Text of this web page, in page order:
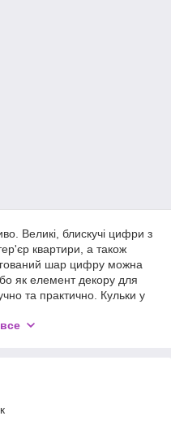
Великі, блискучі цифри з
квартири, а також
шар цифру можна
як елемент декору для
та практично. Кульки у
момент переставити її в
зірки, райдужні.